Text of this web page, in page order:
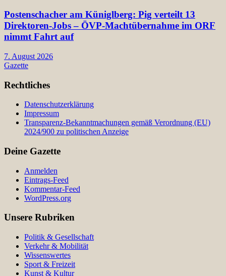
Postenschacher am Küniglberg: Pig verteilt 13
Direktoren-Jobs – ÖVP-Machtübernahme im ORF
nimmt Fahrt auf
7. August 2026
Gazette
Rechtliches
Datenschutzerklärung
Impressum
Transparenz-Bekanntmachungen gemäß Verordnung (EU)
2024/900 zu politischen Anzeige
Deine Gazette
Anmelden
Eintrags-Feed
Kommentar-Feed
WordPress.org
Unsere Rubriken
Politik & Gesellschaft
Verkehr & Mobilität
Wissenswertes
Sport & Freizeit
Kunst & Kultur